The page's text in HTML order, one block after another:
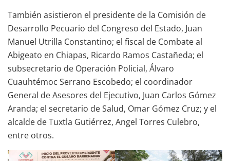
También asistieron el presidente de la Comisión de
Desarrollo Pecuario del Congreso del Estado, Juan
Manuel Utrilla Constantino; el fiscal de Combate al
Abigeato en Chiapas, Ricardo Ramos Castañeda; el
subsecretario de Operación Policial, Álvaro
Cuauhtémoc Serrano Escobedo; el coordinador
General de Asesores del Ejecutivo, Juan Carlos Gómez
Aranda; el secretario de Salud, Omar Gómez Cruz; y el
alcalde de Tuxtla Gutiérrez, Angel Torres Culebro,
entre otros.